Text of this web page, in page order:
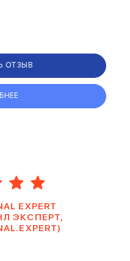
ОТЗЫВ
EXPERT
ЭКСПЕРТ,